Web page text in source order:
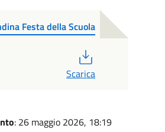
Festa della Scuola
Scarica
: 26 maggio 2026, 18:19